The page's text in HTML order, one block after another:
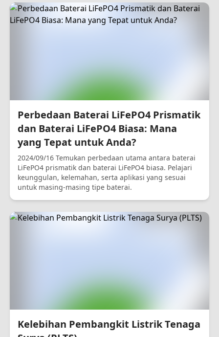
Perbedaan Baterai LiFePO4 Prismatik
dan Baterai LiFePO4 Biasa: Mana
yang Tepat untuk Anda?
2024/09/16 Temukan perbedaan utama antara baterai
LiFePO4 prismatik dan baterai LiFePO4 biasa. Pelajari
keunggulan, kelemahan, serta aplikasi yang sesuai
untuk masing-masing tipe baterai.
Kelebihan Pembangkit Listrik Tenaga